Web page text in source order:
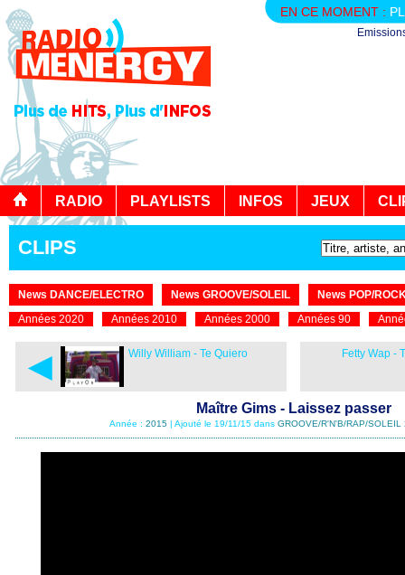
EN CE MOMENT :
RADIO PLAYLISTS INFOS JEUX
CLIPS
News DANCE/ELECTRO News GROOVE/SOLEIL
News POP/
Années 2020
Années 2010 Années 2000 Années 90
◄ Willy William - Te Quiero Fetty Wap -
Maître Gims - Laissez passer
Année : 2015| Ajouté le 19/11/15 dans GROOVE/R'N'B/RAP/SOLEIL